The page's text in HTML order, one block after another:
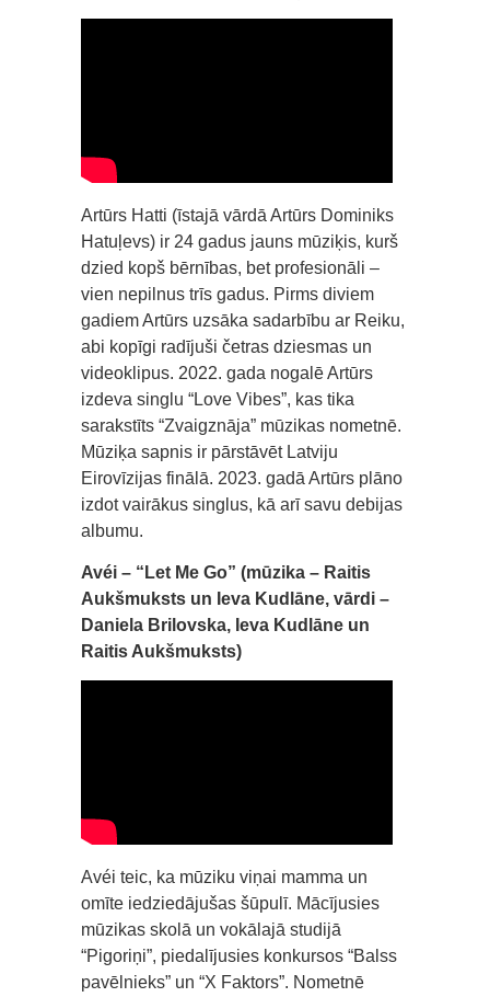
Artūrs Hatti (īstajā vārdā Artūrs Dominiks
Hatuļevs) ir 24 gadus jauns mūziķis, kurš
dzied kopš bērnības, bet profesionāli –
vien nepilnus trīs gadus. Pirms diviem
gadiem Artūrs uzsāka sadarbību ar Reiku,
abi kopīgi radījuši četras dziesmas un
videoklipus. 2022. gada nogalē Artūrs
izdeva singlu “Love Vibes”, kas tika
sarakstīts “Zvaigznāja” mūzikas nometnē.
Mūziķa sapnis ir pārstāvēt Latviju
Eirovīzijas finālā. 2023. gadā Artūrs plāno
izdot vairākus singlus, kā arī savu debijas
albumu.
Avéi – “Let Me Go” (mūzika – Raitis
Aukšmuksts un Ieva Kudlāne, vārdi –
Daniela Brilovska, Ieva Kudlāne un
Raitis Aukšmuksts)
Avéi teic, ka mūziku viņai mamma un
omīte iedziedājušas šūpulī. Mācījusies
mūzikas skolā un vokālajā studijā
“Pigoriņi”, piedalījusies konkursos “Balss
pavēlnieks” un “X Faktors”. Nometnē